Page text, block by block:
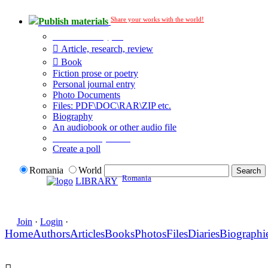
Publish materials Share your works with the world!
Article, research, review
Book
Fiction prose or poetry
Personal journal entry
Photo Documents
Files: PDF\DOC\RAR\ZIP etc.
Biography
An audiobook or other audio file
Create a poll
Romania
World
LIBRARY Romania
Join · Login ·
HomeAuthorsArticlesBooksPhotosFilesDiaries